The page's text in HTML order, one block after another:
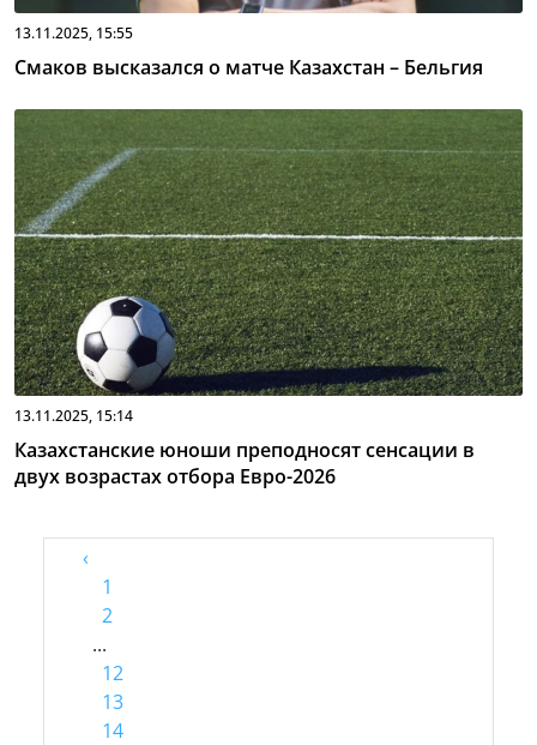
13.11.2025, 15:55
Смаков высказался о матче Казахстан – Бельгия
13.11.2025, 15:14
Казахстанские юноши преподносят сенсации в
двух возрастах отбора Евро-2026
‹
1
2
...
12
13
14